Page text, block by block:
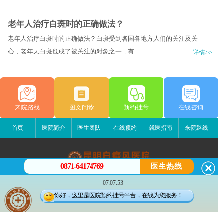
老年人治疗白斑时的正确做法？
老年人治疗白斑时的正确做法？白斑受到各国各地方人们的关注及关
心，老年人白斑也成了被关注的对象之一，有.....
详情>>
来院路线 图文问诊 预约挂号 在线咨询
首页 医院简介 医生团队 在线预约 就医指南 来院路线
昆明白癜风医院
昆明市五华区护国路2号
版权所有：昆明白癜风医院
0871-64174769 医生热线
07:07:53
你好，这里是医院预约挂号平台，在线为您服务！